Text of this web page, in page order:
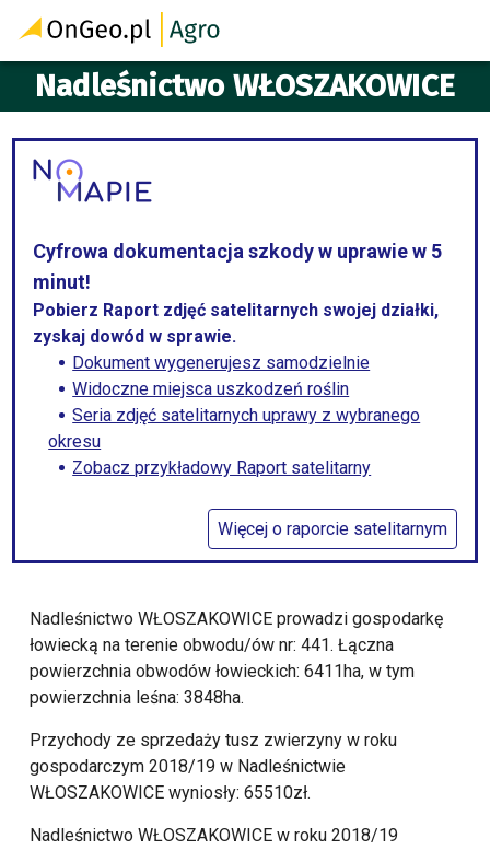
Nadleśnictwo WŁOSZAKOWICE
Cyfrowa dokumentacja szkody w uprawie w 5
minut!
Pobierz Raport zdjęć satelitarnych swojej działki,
zyskaj dowód w sprawie.
Dokument wygenerujesz samodzielnie
Widoczne miejsca uszkodzeń roślin
Seria zdjęć satelitarnych uprawy z wybranego
okresu
Zobacz przykładowy Raport satelitarny
Więcej o raporcie satelitarnym
Nadleśnictwo WŁOSZAKOWICE prowadzi gospodarkę
łowiecką na terenie obwodu/ów nr: 441. Łączna
powierzchnia obwodów łowieckich: 6411ha, w tym
powierzchnia leśna: 3848ha.
Przychody ze sprzedaży tusz zwierzyny w roku
gospodarczym 2018/19 w Nadleśnictwie
WŁOSZAKOWICE wyniosły: 65510zł.
Nadleśnictwo WŁOSZAKOWICE w roku 2018/19